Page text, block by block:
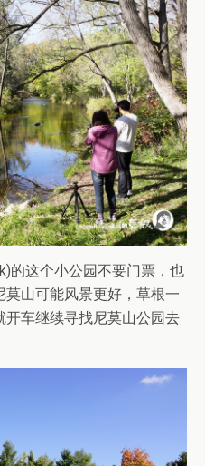
的这个小公园不要门票，也
山可能风景更好，草根一
车继续寻找尼莫山公园去